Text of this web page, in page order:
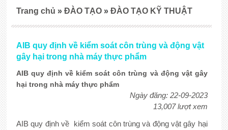
AIB quy định về kiểm soát côn trùng và động vật
gây hại trong nhà máy thực phẩm
AIB quy định về kiểm soát côn trùng và động vật gây
hại trong nhà máy thực phẩm
Ngày đăng: 22-09-2023
13,007 lượt xem
AIB quy định về kiểm soát côn trùng và động vật gây hại
Trang chủ » ĐÀO TẠO » ĐÀO TẠO KỸ THUẬT